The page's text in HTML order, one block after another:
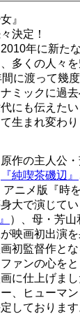
』
決定！
年に新た
多くの人々
に渡って幾
ミックに過
にも伝えた
生まれ変わり
作の主人公
『純喫茶磯辺』
ニメ版『時
大で演じて
）、母・芳
映画初出演を
初監督作と
ファンの心を
に仕上げまし
、ヒューマ
しております